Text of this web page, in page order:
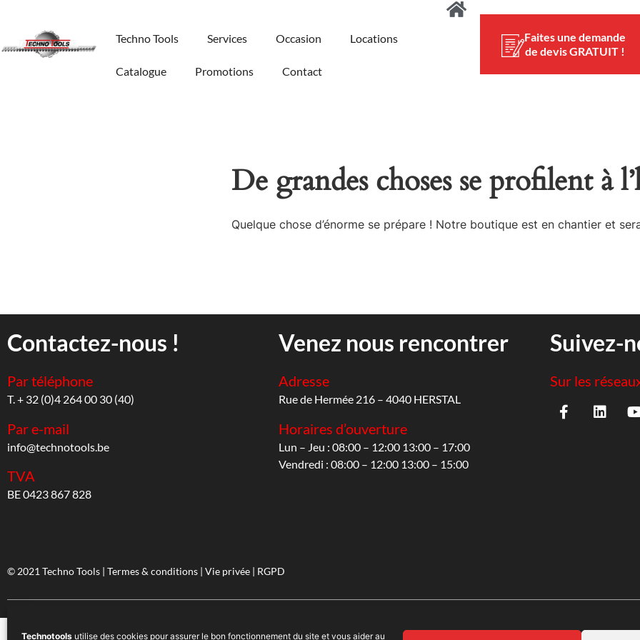
Technotools utilise des cookies pour assurer le bon fonctionnement du site et vous aider au
Techno Tools Services Occasion Locations
Catalogue Promotions Contact
Faites une demande
de devis GRATUIT !
De grandes choses se profilent à
Quelque chose d’énorme se prépare ! Notre boutique est en chantier et
Contactez-nous !
Par téléphone
T. + 32 (0)4 264 00 30 (40)
Par e-mail
info@technotools.be
TVA
BE 0423 867 828
Venez nous rencontrer
Adresse
Rue de Hermée 216 – 4040 HERSTAL
Horaires d’ouverture
Lun – Jeu : 08:00 – 12:00 13:00 – 17:00
Vendredi : 08:00 – 12:00 13:00 – 15:00
Suivez-
Sur les
© 2021 Techno Tools | Termes & conditions | Vie privée | RGPD